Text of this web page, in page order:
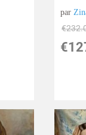
par
€
€